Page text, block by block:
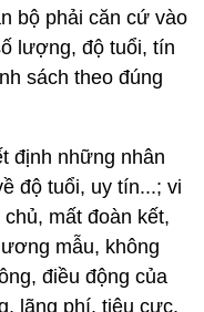
bộ phải căn cứ vào
lượng, độ tuổi, tín
sách theo đúng
định những nhân
độ tuổi, uy tín...; vi
mất đoàn kết,
mẫu, không
điều động của
lãng phí, tiêu cực,